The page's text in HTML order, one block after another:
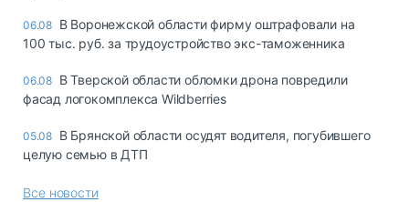
06.08 В Воронежской области фирму оштрафовали на
100 тыс. руб. за трудоустройство экс-таможенника
06.08 В Тверской области обломки дрона повредили
фасад логокомплекса Wildberries
05.08 В Брянской области осудят водителя, погубившего
целую семью в ДТП
Все новости